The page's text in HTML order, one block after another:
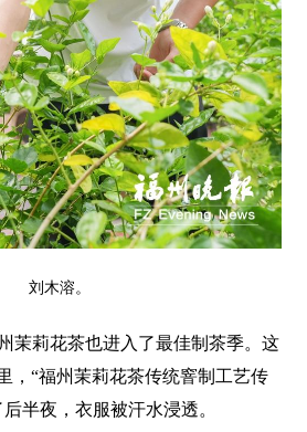
刘木溶。
茉莉花茶也进入了最佳制茶季。这
，“福州茉莉花茶传统窨制工艺传
半夜，衣服被汗水浸透。